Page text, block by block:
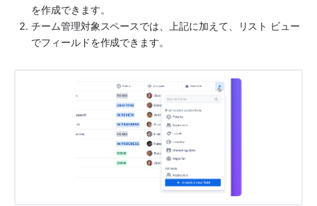
を作成できます。
チーム管理対象 スペースでは、上記に加えて、リスト ビュー
でフィールドを作成できます。